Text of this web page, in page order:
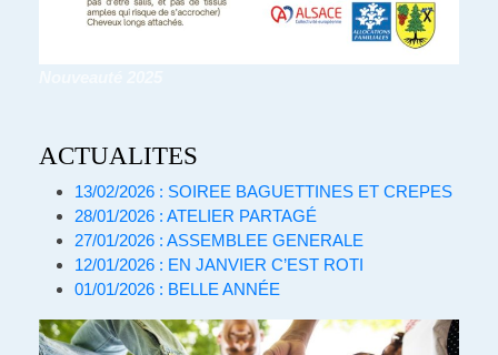
ACTUALITES
13/02/2026 : SOIREE BAGUETTINES ET CREPES
28/01/2026 : ATELIER PARTAGÉ
27/01/2026 : ASSEMBLEE GENERALE
12/01/2026 : EN JANVIER C’EST ROTI
01/01/2026 : BELLE ANNÉE